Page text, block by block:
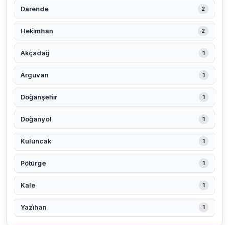
Darende 2
Heki̇mhan 2
Akçadağ 1
Arguvan 1
Doğanşehi̇r 1
Doğanyol 1
Kuluncak 1
Pötürge 1
Kale 1
Yazi̇han 1